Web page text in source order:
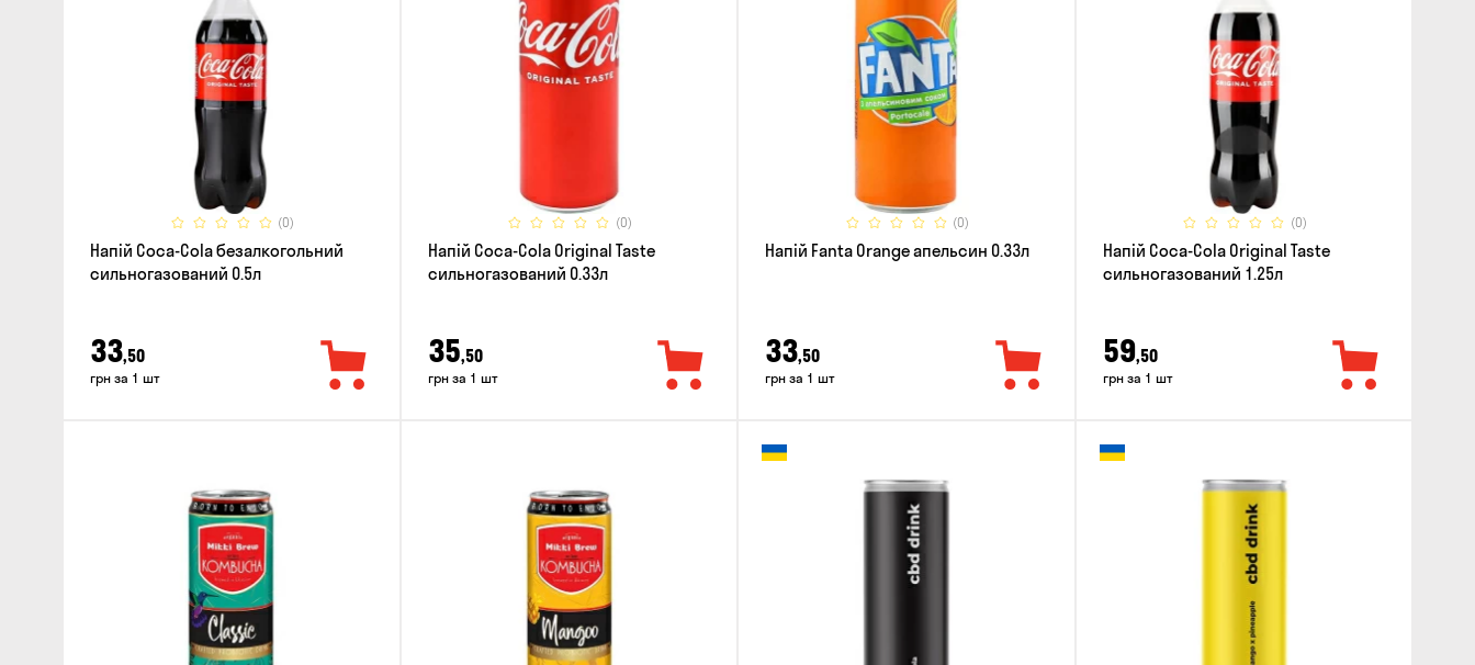
(0)
Напій Coca-Cola безалкогольний
сильногазований 0.5л
33,50
грн за 1 шт
(0)
Напій Coca-Cola Original Taste
сильногазований 0.33л
35,50
грн за 1 шт
(0)
Напій Fanta Orange апельсин 0.33л
33,50
грн за 1 шт
(0)
Напій Coca-Cola Original Taste
сильногазований 1.25л
59,50
грн за 1 шт